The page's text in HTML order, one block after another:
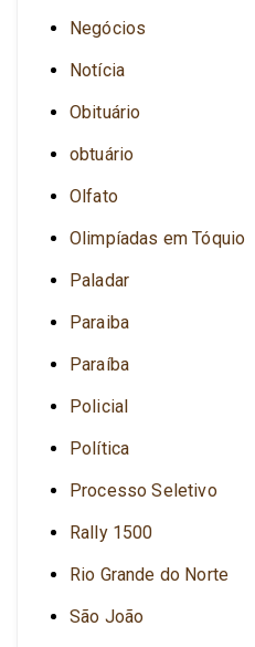
Negócios
Notícia
Obituário
obtuário
Olfato
Olimpíadas em Tóquio
Paladar
Paraiba
Paraíba
Policial
Política
Processo Seletivo
Rally 1500
Rio Grande do Norte
São João